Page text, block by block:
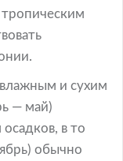
и сухим
— май)
в то
обычно